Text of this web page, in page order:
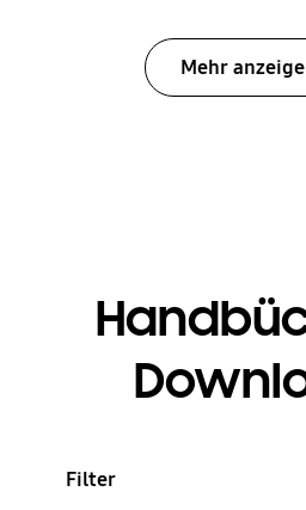
Mehr
Filter